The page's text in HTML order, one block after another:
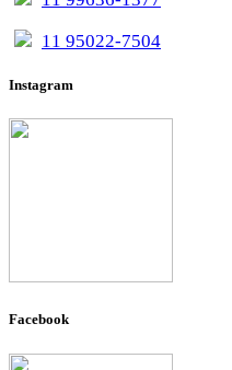
11 95022-7504
Instagram
Facebook